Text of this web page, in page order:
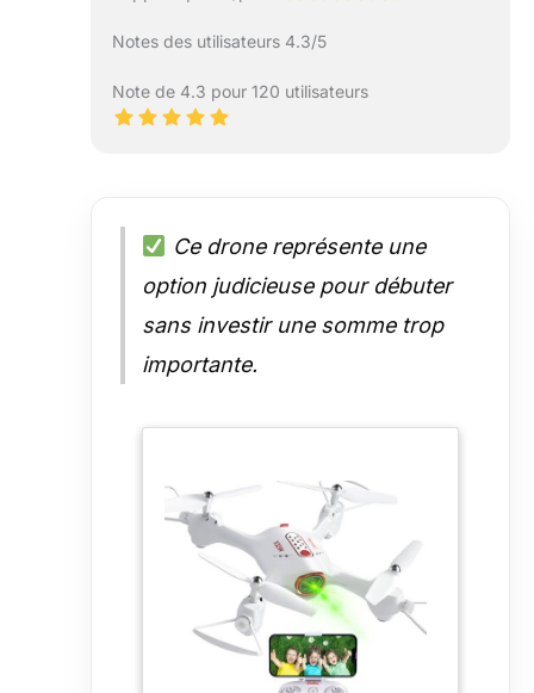
Notes des utilisateurs 4.3/5
Note de 4.3 pour 120 utilisateurs
Ce drone représente une
option judicieuse pour débuter
sans investir une somme trop
importante.